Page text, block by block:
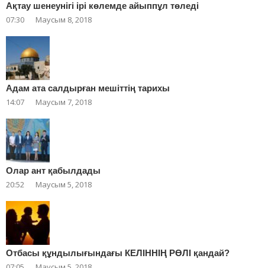
Ақтау шенеунігі ірі көлемде айыппұл төледі
07:30 Маусым 8, 2018
Адам ата салдырған мешіттің тарихы
14:07 Маусым 7, 2018
Олар ант қабылдады
20:52 Маусым 5, 2018
Отбасы құндылығындағы КЕЛІННІҢ РӨЛІ қандай?